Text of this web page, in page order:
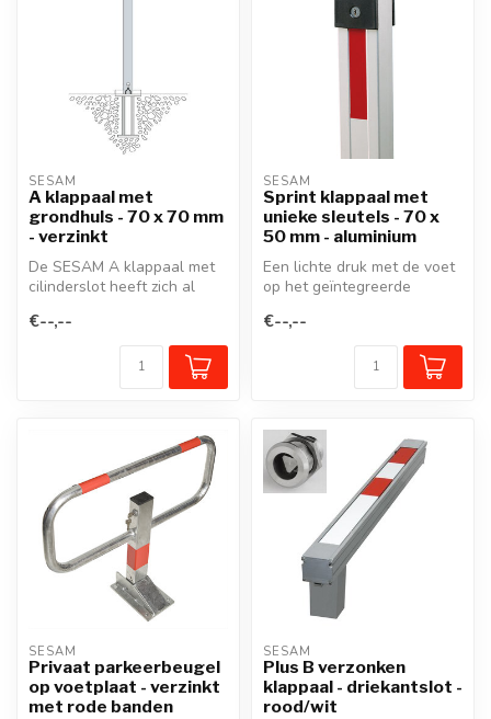
SESAM
A klappaal met
grondhuls - 70 x 70 mm
- verzinkt
De SESAM A klappaal met
cilinderslot heeft zich al
voor he...
€--,--
SESAM
Sprint klappaal met
unieke sleutels - 70 x
50 mm - aluminium
Een lichte druk met de voet
op het geïntegreerde
rec...
€--,--
SESAM
Privaat parkeerbeugel
op voetplaat - verzinkt
met rode banden
SESAM
Plus B verzonken
klappaal - driekantslot -
rood/wit